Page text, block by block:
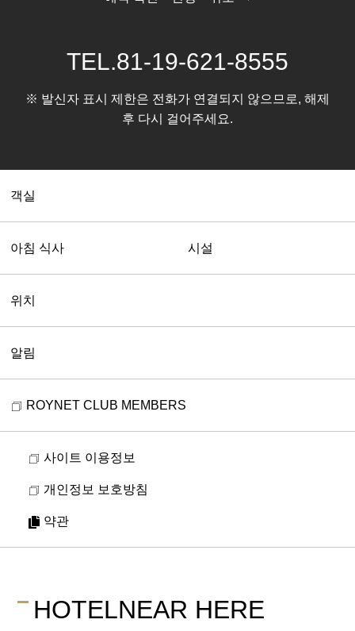
TEL.81-19-621-8555
※ 발신자 표시 제한은 전화가 연결되지 않으므로, 해제
후 다시 걸어주세요.
객실
아침 식사 시설
위치
알림
ROYNET CLUB MEMBERS
사이트 이용정보
개인정보 보호방침
약관
HOTELNEAR HERE